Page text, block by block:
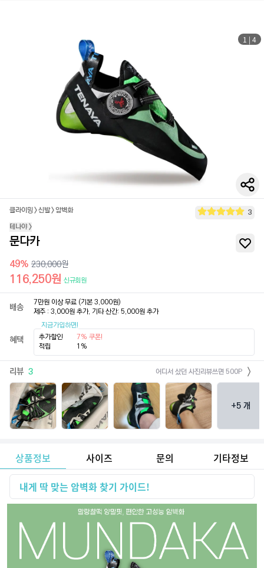
1 | 4
클라이밍>신발>암벽화
3
테나야>
문다카
49% 230,000원
116,250원 신규회원
배송
7만원 이상 무료 (기본 3,000원)
제주 : 3,000원 추가, 기타 산간: 5,000원 추가
혜택
지금가입하면!
추가할인
7% 쿠폰!
적립
1%
리뷰 3 어디서 샀던 사진리뷰쓰면 500P
+5개
상품정보 사이즈 문의 기타정보
내게 딱 맞는 암벽화 찾기 가이드!